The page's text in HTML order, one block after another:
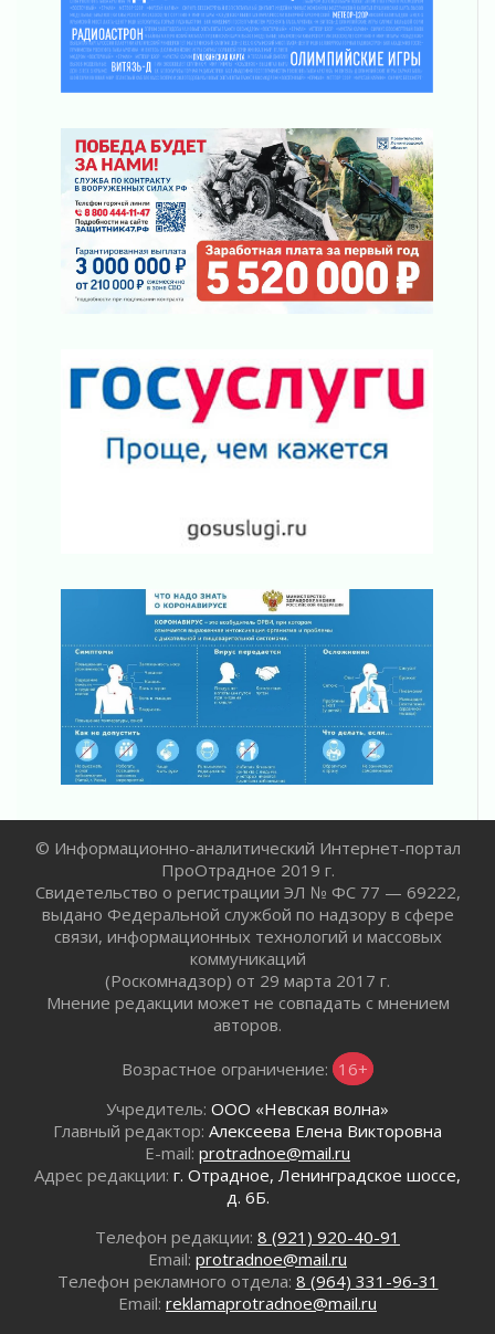
Клюква наливается, но в корзинку пока не
просится
03 августа 2026
Строительные компании Ленобласти
03 августа 2026
Шесть новых жизней в честь дня рождения
Ленинградской области
03 августа 2026
Уроки безопасности для детей и взрослых
03 августа 2026
Ленобласть отмечает День Воздушно-
«Активное лето»
02 августа 2026
Ленобласть отметила заслуги жителей перед
регионом и страной
02 августа 2026
ПСК через Гослуслуги напомнит жителям
счетах
02 августа 2026
Пропавшего подростка нашли в Кировском
районе Ленобласти
02 августа 2026
Жителям Ленобласти напомнили, как
действовать при укусе клеща
02 августа 2026
граждан Ленинградской области
02 августа 2026
Готовность №1
02 августа 2026
Километровые столбы «Дороги жизни»
отправили на реставрацию
Ленобласть внедрила передовую подготовку
операторов БПЛА
В Ивангороде появилась «Избушка-
02 августа 2026
Юхла, мука, кантеле и Водяной
01 августа 2026
Лето катится с горки
В Ленобласти открылась экспозиция к 150-
летию Билибина
01 августа 2026
© Информационно-аналитический Интернет-портал
ПроОтрадное 2019 г.
Свидетельство о регистрации ЭЛ № ФС 77 — 69222,
выдано Федеральной службой по надзору в сфере
связи, информационных технологий и массовых
коммуникаций
(Роскомнадзор) от 29 марта 2017 г.
Мнение редакции может не совпадать с мнением
авторов.
Возрастное ограничение: 16+
Учредитель: ООО «Невская волна»
Главный редактор: Алексеева Елена Викторовна
E-mail: protradnoe@mail.ru
Адрес редакции: г. Отрадное, Ленинградское шоссе,
д. 6Б.
Телефон редакции: 8 (921) 920-40-91
Email: protradnoe@mail.ru
Телефон рекламного отдела: 8 (964) 331-96-31
Email: reklamaprotradnoe@mail.ru